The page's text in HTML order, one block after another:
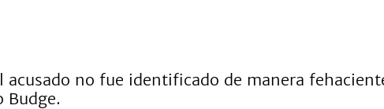
acusado no fue identificado de manera
Budge.